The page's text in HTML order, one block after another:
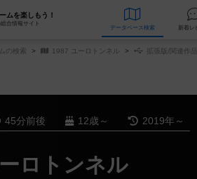
ムを楽しもう！
合情報サイト
データベース 検索
の検索 1987 ユーロトンネル 拡張版/関連作品
45分前後 12歳～ 2019年～
ロトンネル